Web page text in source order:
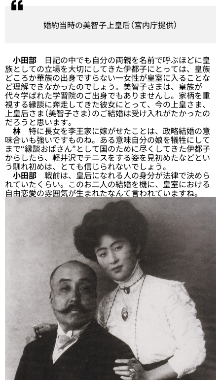
婚約当時の美智子上皇后（宮内庁提供）
小田部 日記の中でも自分の両親を名前で呼ぶほどに皇
族としての立場を大切にしてきた伊都子にとっては、皇族
どころか華族の出身ですらない一女性が皇室に入ることな
ど理解できなかったのでしょう。美智子さまは、皇族が
代々学ばれた学習院のご出身でもありませんし。家柄を重
視する縁談に奔走してきた彼女にとって、今の上皇さま、
上皇后さま（美智子さま）のご結婚は受け入れがたかったの
だろうと思います。
林 特に長女を李王家に嫁がせたことは、政略結婚の意
味合いも強いですものね。ある意味自分の娘を犠牲にして
まで“縁談おばさん”として国のために尽くしてきた伊都子
からしたら、軽井沢でテニスをする姿を見初めたなどとい
う馴れ初めは、とても信じられないでしょう。
小田部 戦前は、皇后になれる人の身分が法律で決めら
れていたくらい。このお二人の結婚を機に、皇室における
自由恋愛の雰囲気が生まれたなんて言われていますね。